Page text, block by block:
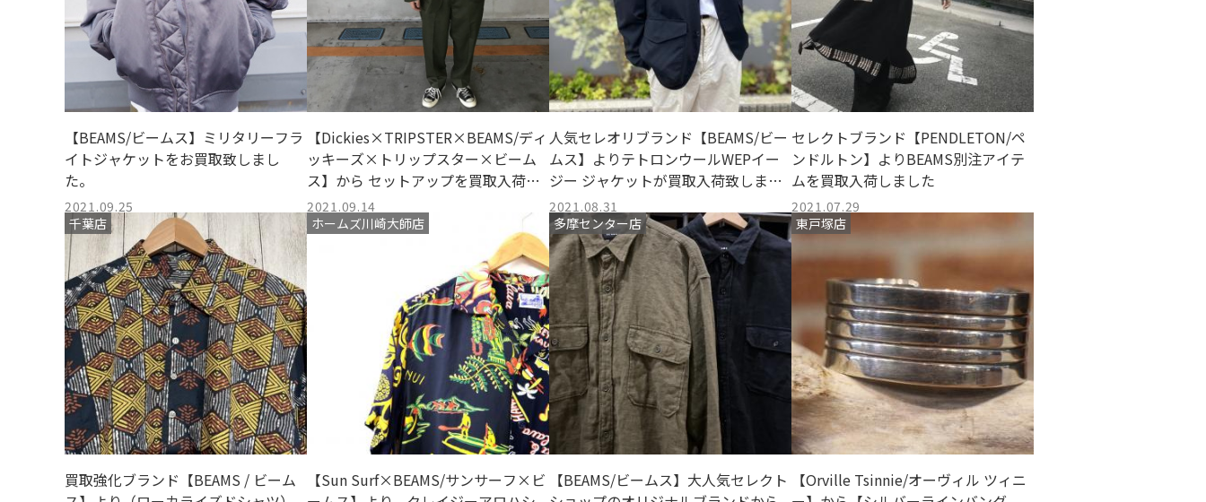
【BEAMS/ビームス】ミリタリーフラ
イトジャケットをお買取致しまし
た。
2021.09.25
【Dickies×TRIPSTER×BEAMS/ディ
ッキーズ×トリップスター×ビーム
ス】から セットアップを買取入荷い
たしましたのでご紹介させて頂きま
す。
2021.09.14
人気セレオリブランド【BEAMS/ビー
ムス】よりテトロンウールWEPイー
ジー ジャケットが買取入荷致しまし
た。
2021.08.31
セレクトブランド【PENDLETON/ペ
ンドルトン】よりBEAMS別注アイテ
ムを買取入荷しました
2021.07.29
千葉店
買取強化ブランド【BEAMS / ビーム
ホームズ川崎大師店
【Sun Surf×BEAMS/サンサーフ×ビ
多摩センター店
【BEAMS/ビームス】大人気セレクト
東戸塚店
【Orville Tsinnie/オーヴィル ツィニ